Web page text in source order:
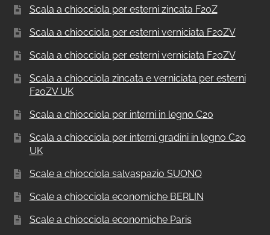
Scala a chiocciola per esterni zincata F20Z
Scala a chiocciola per esterni verniciata F20ZV
Scala a chiocciola per esterni verniciata F20ZV
Scala a chiocciola zincata e verniciata per esterni
F20ZV UK
Scala a chiocciola per interni in legno C20
Scala a chiocciola per interni gradini in legno C20
UK
Scale a chiocciola salvaspazio SUONO
Scale a chiocciola economiche BERLIN
Scale a chiocciola economiche Paris